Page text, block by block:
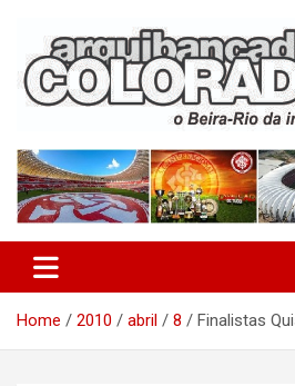
content
Arquibancada
Home 2010 abril 8 Finalistas